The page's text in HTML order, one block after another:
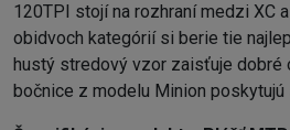
120TPI stojí na rozhraní medzi XC
obidvoch kategórií si berie tie
hustý stredový vzor zaisťuje dobré
bočnice z modelu Minion